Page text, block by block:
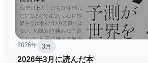
2026年 3月
2026年3月に読んだ本